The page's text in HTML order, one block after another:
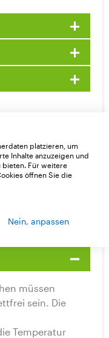
müssen
sein. Die
Temperatur
platzieren, um
Inhalte anzuzeigen und
bieten. Für weitere
öffnen Sie die
Nein, anpassen